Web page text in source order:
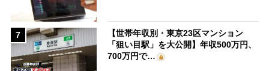
7
【世帯年収別・東京23区マンション
「狙い目駅」を大公開】年収500万円、
700万円で…